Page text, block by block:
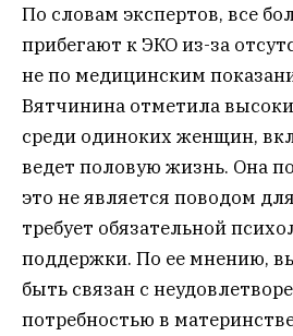
По словам экспертов, все
прибегают к ЭКО из-за
не по медицинским
Вятчинина отметила
среди одиноких женщин,
ведет половую жизнь. Она
это не является поводом
требует обязательной
поддержки. По ее мнению,
быть связан с
потребностью в